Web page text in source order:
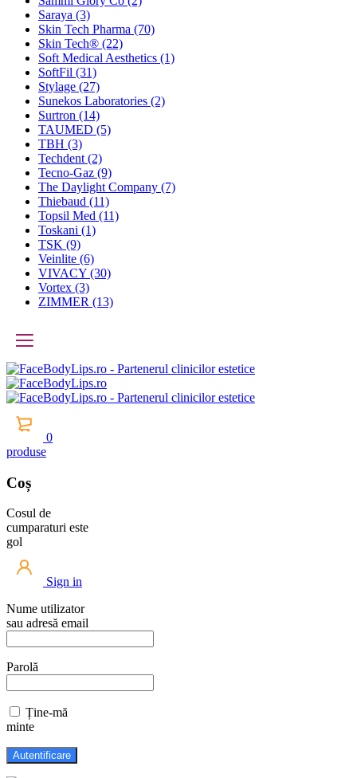
Saraya (3)
Skin Tech Pharma (70)
Skin Tech® (22)
Soft Medical Aesthetics (1)
SoftFil (31)
Stylage (27)
Sunekos Laboratories (2)
Surtron (14)
TAUMED (5)
TBH (3)
Techdent (2)
Tecno-Gaz (9)
The Daylight Company (7)
Thiebaud (11)
Topsil Med (11)
Toskani (1)
TSK (9)
Veinlite (6)
VIVACY (30)
Vortex (3)
ZIMMER (13)
0
produse
Coș
Cosul de
cumparaturi este
gol
Sign in
Nume utilizator
sau adresă email
Parolă
Ține-mă
minte